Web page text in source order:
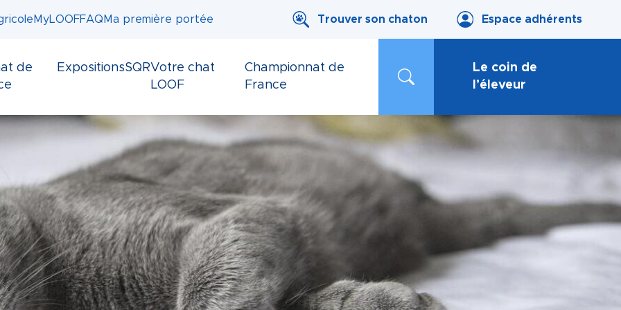
MyLOOFFAQ Ma première portée Trouver son chaton Espace adhérents
de
ExpositionsSQRVotre chat
LOOF
Championnat de
France
Le coin de
l’éleveur